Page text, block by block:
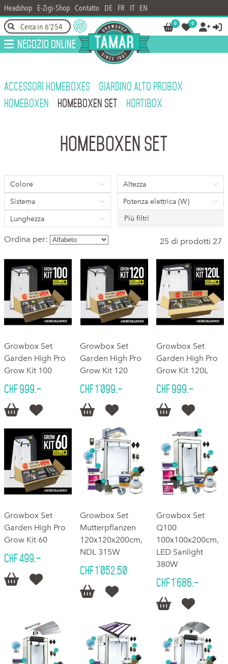
Headshop E-Zigi-Shop Contatto DE FR IT EN
0 0  
Negozio online
ACCESSORI HOMEBOXES
GIARDINO ALTO PROBOX
HOMEBOXEN
HOMEBOXEN SET HORTIBOX
Homeboxen Set
Colore
Altezza
Sistema
Potenza elettrica (W)
Lunghezza
Più filtri
Ordina per: 25 di prodotti 27
Growbox Set
Garden High Pro
Grow Kit 100
CHF 999.–
 
Growbox Set
Garden High Pro
Grow Kit 120
CHF 1'099.–
 
Growbox Set
Garden High Pro
Grow Kit 120L
CHF 999.–
 
Growbox Set
Garden High Pro
Grow Kit 60
CHF 499.–
 
Growbox Set
Mutterpflanzen
120x120x200cm,
NDL 315W
CHF 1'052.50
 
Growbox Set
Q100
100x100x200cm,
LED Sanlight
380W
CHF 1'686.–
 